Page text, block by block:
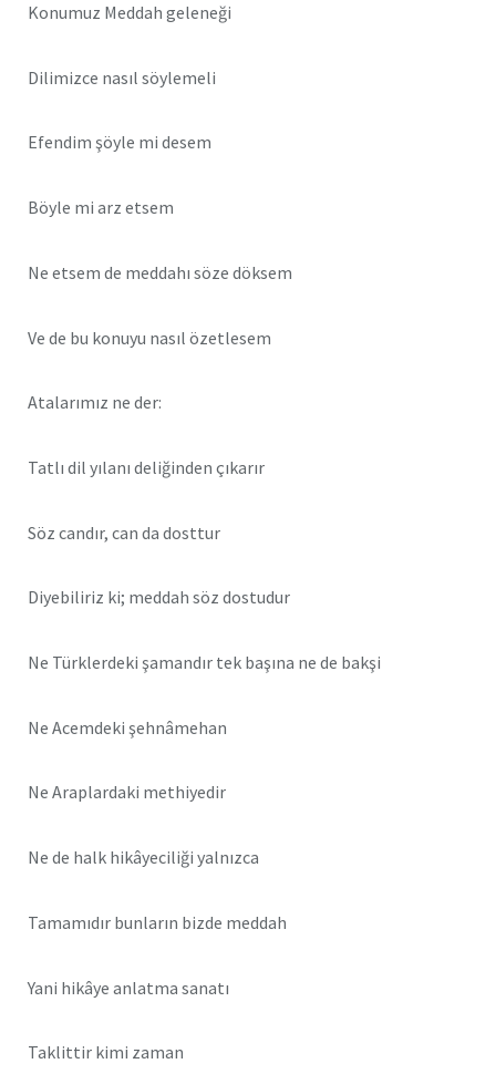
Konumuz Meddah geleneği
Dilimizce nasıl söylemeli
Efendim şöyle mi desem
Böyle mi arz etsem
Ne etsem de meddahı söze döksem
Ve de bu konuyu nasıl özetlesem
Atalarımız ne der:
Tatlı dil yılanı deliğinden çıkarır
Söz candır, can da dosttur
Diyebiliriz ki; meddah söz dostudur
Ne Türklerdeki şamandır tek başına ne de bakşi
Ne Acemdeki şehnâmehan
Ne Araplardaki methiyedir
Ne de halk hikâyeciliği yalnızca
Tamamıdır bunların bizde meddah
Yani hikâye anlatma sanatı
Taklittir kimi zaman